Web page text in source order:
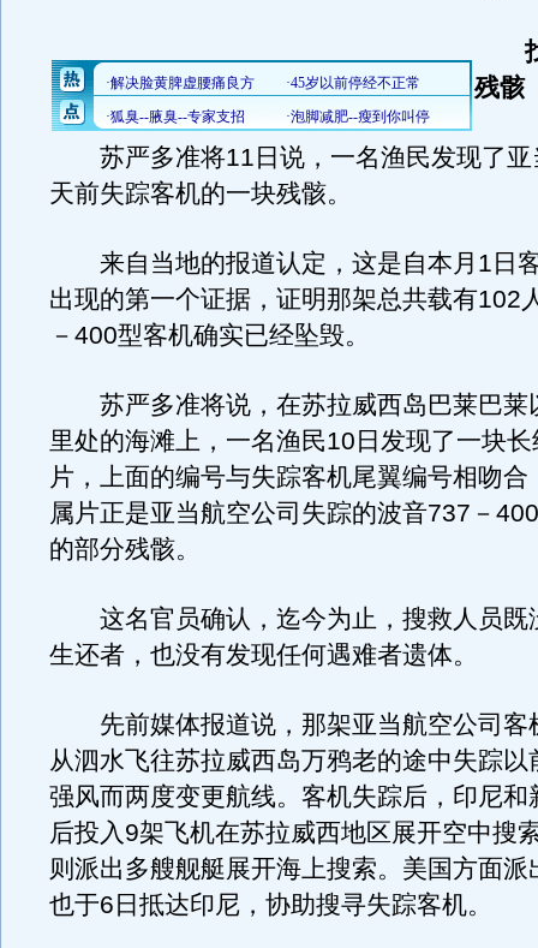
找
残骸
苏严多准将11日说，一名渔民发现了亚
天前失踪客机的一块残骸。
来自当地的报道认定，这是自本月1日
出现的第一个证据，证明那架总共载有102
－400型客机确实已经坠毁。
苏严多准将说，在苏拉威西岛巴莱巴莱
里处的海滩上，一名渔民10日发现了一块
片，上面的编号与失踪客机尾翼编号相吻合
属片正是亚当航空公司失踪的波音737－
的部分残骸。
这名官员确认，迄今为止，搜救人员既
生还者，也没有发现任何遇难者遗体。
先前媒体报道说，那架亚当航空公司客
从泗水飞往苏拉威西岛万鸦老的途中失踪以
强风而两度变更航线。客机失踪后，印尼和
后投入9架飞机在苏拉威西地区展开空中搜
则派出多艘舰艇展开海上搜索。美国方面派
也于6日抵达印尼，协助搜寻失踪客机。